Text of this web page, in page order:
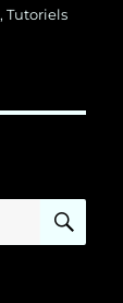
,Tutoriels